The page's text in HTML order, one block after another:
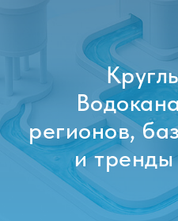
регионов,
и тренды